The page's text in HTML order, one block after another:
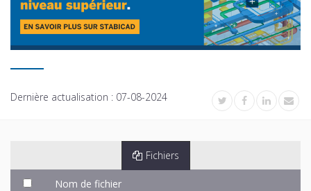
Dernière actualisation : 07-08-2024
Fichiers
Nom de fichier